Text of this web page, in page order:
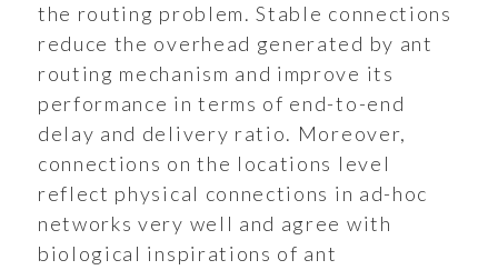
Wyszukiwarka
the routing problem. Stable connections
reduce the overhead generated by ant
routing mechanism and improve its
performance in terms of end-to-end
delay and delivery ratio. Moreover,
connections on the locations level
reflect physical connections in ad-hoc
networks very well and agree with
biological inspirations of ant